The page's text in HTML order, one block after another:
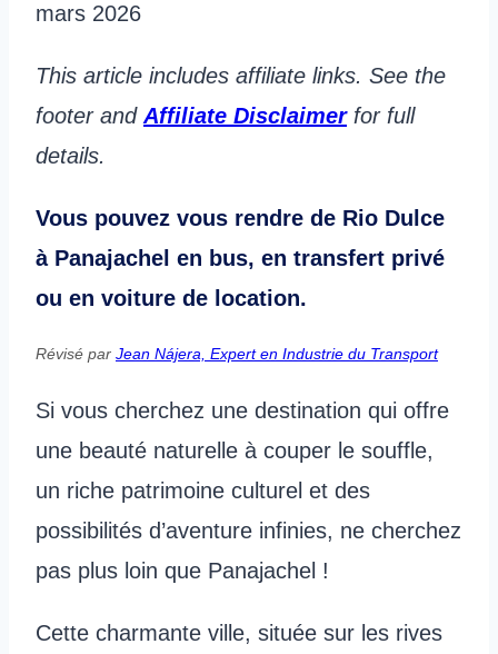
mars 2026
This article includes affiliate links. See the
footer and Affiliate Disclaimerfor full
details.
Vous pouvez vous rendre de Rio Dulce
à Panajachel en bus, en transfert privé
ou en voiture de location.
Révisé par Jean Nájera, Expert en Industrie du Transport
Si vous cherchez une destination qui offre
une beauté naturelle à couper le souffle,
un riche patrimoine culturel et des
possibilités d’aventure infinies, ne cherchez
pas plus loin que Panajachel !
Cette charmante ville, située sur les rives